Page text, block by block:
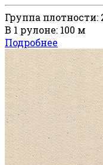
Группа плотности:
В 1 рулоне: 100 м
Подробнее